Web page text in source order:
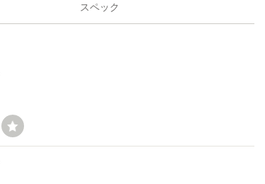
スペック